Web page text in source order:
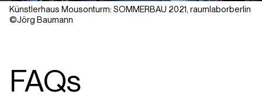
Künstlerhaus Mousonturm: SOMMERBAU 2021, raumlaborberlin
©Jörg Baumann
FAQs